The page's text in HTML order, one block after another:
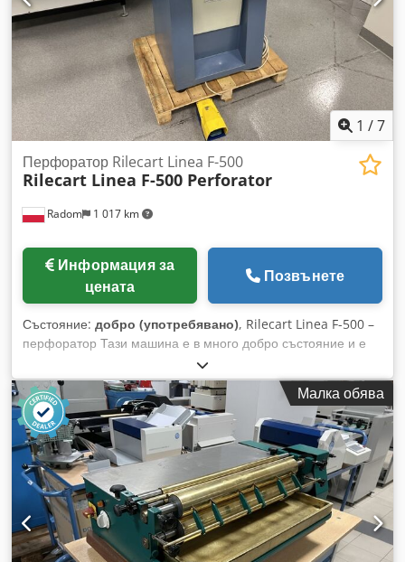
1 /7
Radom 1 017 km
Перфоратор Rilecart Linea F-500
Rilecart Linea F-500 Perforator
Информация за
цената
Позвънете
Състояние: добро (употребявано), Rilecart Linea F-500 –
перфоратор Тази машина е в много добро състояние и е
готова за употреба. Електрическо задвижване, управление
с педал. Включва перфорационен инструмент с
предавателно число 3:1, отвор 4x4 мм и изрез за закачалка.
Инструментът е разделен на 3 независими модула.
Описание на производителя: Перфоратор с работна
ширина до 530 мм Предназначен за непрекъсната работа и
големи натоварвания Управление чрез педал
Перфориране на до 40 листа (2,5 мм) в един цикъл
Dksdpfozlactox Am Sor Бърза и лесна смяна на
перфорационните ленти Предлага се с или без изрез за
закачалка Захранване 380V Тегло: 195 кг
Малка обява